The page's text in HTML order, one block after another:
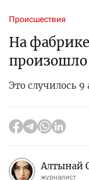
Происшествия
На
произошло
Это случилось 9
Алтынай
журналист